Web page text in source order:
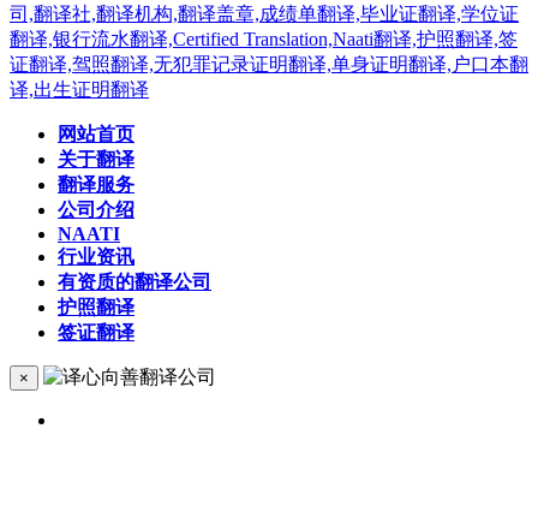
网站首页
关于翻译
翻译服务
公司介绍
NAATI
行业资讯
有资质的翻译公司
护照翻译
签证翻译
×